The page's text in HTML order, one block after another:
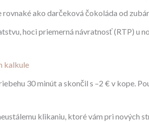
ako darčeková čokoláda od
hoci priemerná návratnosť (RTP) u
kalkule
30 minút a skončil s –2 € v kope.
klikaniu, ktoré vám pri nových